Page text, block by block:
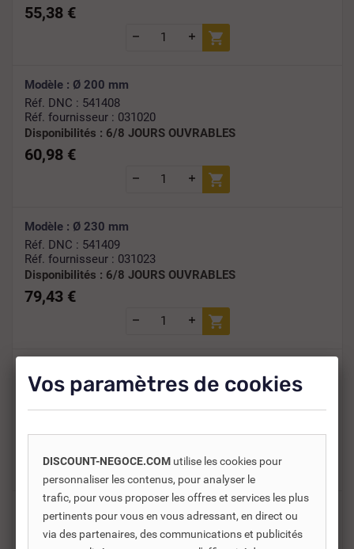
55,38 €
Modèle : Ø 200 mm
Réf. DNC : 541408
Réf. fournisseur : 031020
Disponibilités : 6/8 JOURS OUVRABLES
60,98 €
Modèle : Ø 230 mm
Réf. DNC : 541409
Réf. fournisseur : 031023
Disponibilités : 6/8 JOURS OUVRABLES
79,43 €
Réf. DNC : 541410
Réf. fournisseur : 031025
85,65 €
Modèle : Ø 300 mm
Réf. DNC : 541411
Réf. fournisseur : 031030
Vos paramètres de cookies
DISCOUNT-NEGOCE.COM utilise les cookies pour
personnaliser les contenus, pour analyser le
trafic, pour vous proposer les offres et services les plus
pertinents pour vous en vous adressant, en direct ou
via des partenaires, des communications et publicités